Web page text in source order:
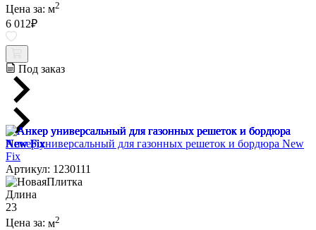
Цена за: м2
6 012₽
Под заказ
Анкер универсальный для газонных решеток и бордюра New
Fix
Артикул: 1230111
Длина
23
Цена за: м2